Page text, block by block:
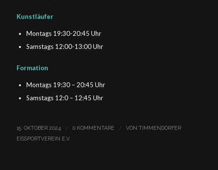
Kunstläufer
Montags 19:30-20:45 Uhr
Samstags 12:00-13:00 Uhr
Formation
Montags 19:30 – 20:45 Uhr
Samstags 12:0 – 12:45 Uhr
15. OKTOBER 2024 / 0 KOMMENTARE / VON TIMMENDORFER
EISSPORTVEREIN E.V.